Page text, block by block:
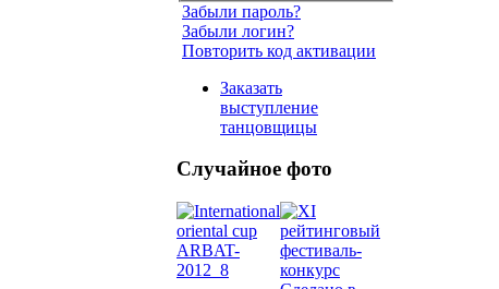
Забыли пароль?
Забыли логин?
Повторить код активации
Заказать
выступление
танцовщицы
Случайное фото